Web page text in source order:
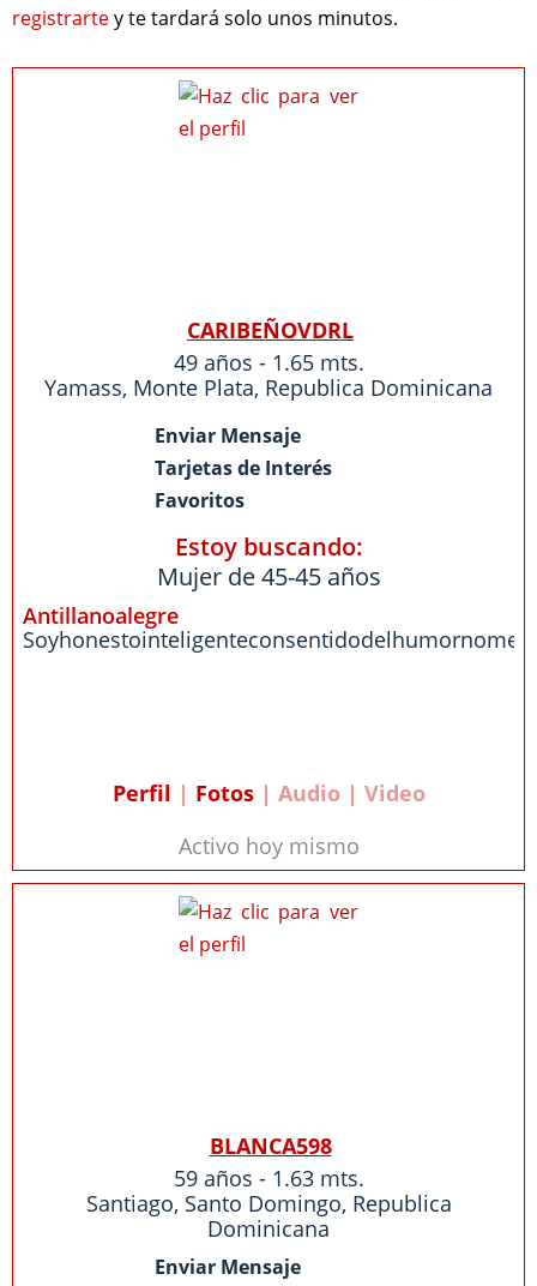
registrartey te tardará solo unos minutos.
CARIBEÑOVDRL
49 años - 1.65 mts.
Yamass, Monte Plata, Republica Dominicana
Enviar Mensaje
Tarjetas de Interés
Favoritos
Estoy buscando:
Mujer de 45-45 años
Antillanoalegre
Perfil | Fotos| Audio | Video
Activo hoy mismo
BLANCA598
59 años - 1.63 mts.
Santiago, Santo Domingo, Republica
Dominicana
Enviar Mensaje